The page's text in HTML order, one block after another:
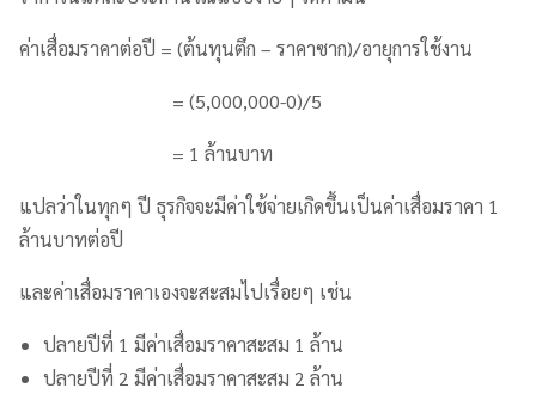
ค่าเสื่อมราคาต่อปี = (ต้นทุนตึก – ราคาซาก)/อายุการใช้งาน
= (5,000,000-0)/5
= 1 ล้านบาท
แปลว่าในทุกๆ ปี ธุรกิจจะมีค่าใช้จ่ายเกิดขึ้นเป็นค่าเสื่อมราคา 1
ล้านบาทต่อปี
และค่าเสื่อมราคาเองจะสะสมไปเรื่อยๆ เช่น
ปลายปีที่ 1 มีค่าเสื่อมราคาสะสม 1 ล้าน
ปลายปีที่ 2 มีค่าเสื่อมราคาสะสม 2 ล้าน